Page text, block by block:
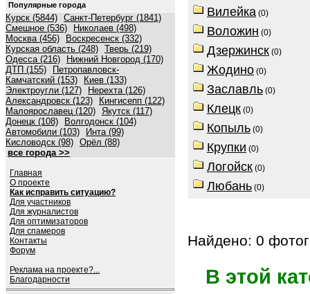
Популярные города
Курск (5844) Санкт-Петербург (1841)
Смешное (536)
Николаев (498)
Москва (456)
Воскресенск (332)
Курская область (248) Тверь (219)
Одесса (216)
Нижний Новгород (170)
ДТП (155)
Петропавловск-
Камчатский (153)
Киев (133)
Электроугли (127)
Нерехта (126)
Александровск (123)
Кингисепп (122)
Малоярославец (120) Якутск (117)
Донецк (108)
Волгодонск (104)
Автомобили (103)
Инта (99)
Кисловодск (98) Орёл (88)
все города >>
Главная
О проекте
Как исправить ситуацию?
Для участников
Для журналистов
Для оптимизаторов
Для спамеров
Контакты
Форум
Реклама на проекте?...
Благодарности
Вилейка (0)
Воложин (0)
Дзержинск (0)
Жодино (0)
Заславль (0)
Клецк (0)
Копыль (0)
Крупки (0)
Логойск (0)
Любань (0)
Найдено: 0
В этой